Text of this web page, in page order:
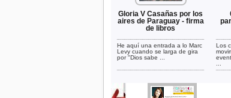
Gloria V Casañas por los
aires de Paraguay - firma
de libros
He aquí una entrada a lo Marc
Levy cuando se larga de gira
por "Dios sabe ...
Los